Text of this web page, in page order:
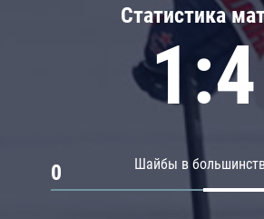
Статистика
1:4
Шайбы в
0